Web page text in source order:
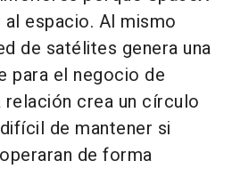
espacio. Al mismo
de satélites genera una
para el negocio de
relación crea un círculo
de mantener si
de forma